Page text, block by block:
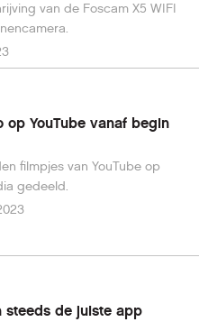
van de Foscam X5 WIFI
op YouTube vanaf begin
filmpjes van YouTube op
gedeeld.
steeds de juiste app